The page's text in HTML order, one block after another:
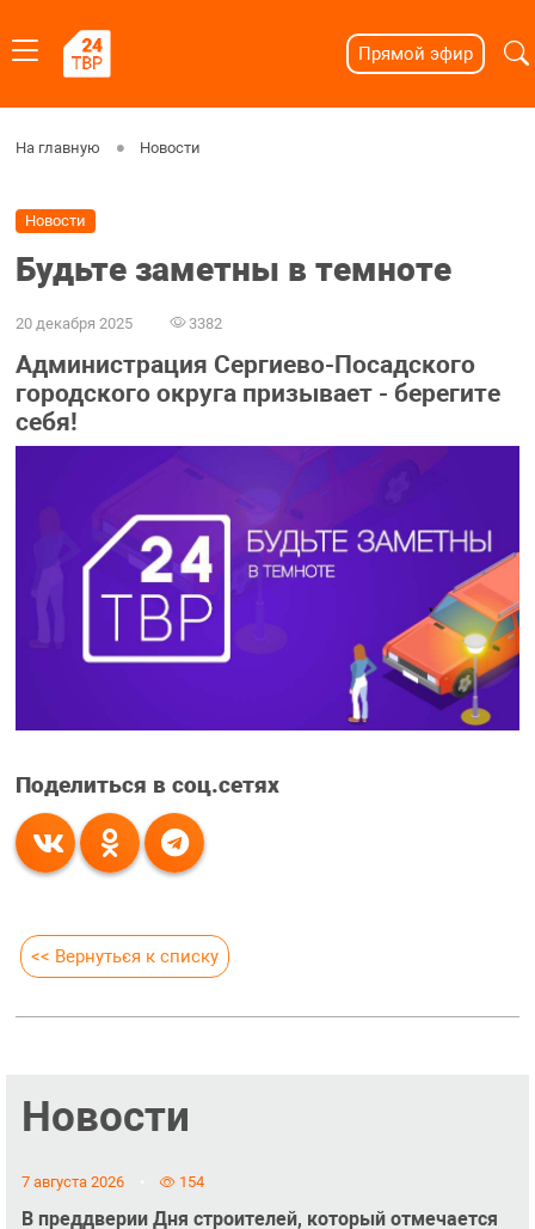
Прямой эфир
На главную Новости
Новости
Будьте заметны в темноте
20 декабря 2025 3382
Администрация Сергиево-Посадского
городского округа призывает - берегите
себя!
Поделиться в соц.сетях
<< Вернуться к списку
Новости
7 августа 2026 154
В преддверии Дня строителей, который отмечается